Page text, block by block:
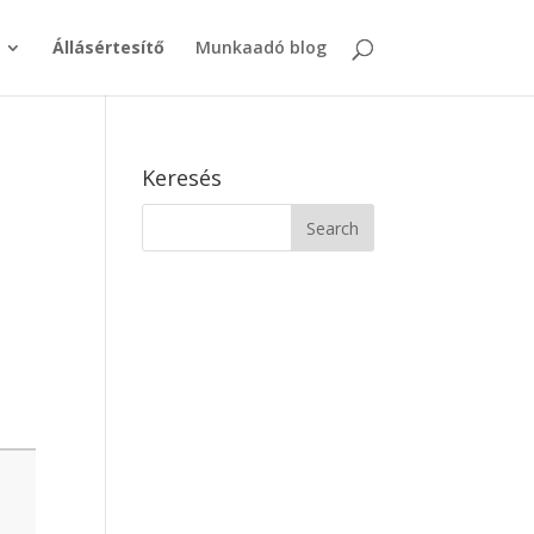
Állásértesítő Munkaadó blog
Keresés